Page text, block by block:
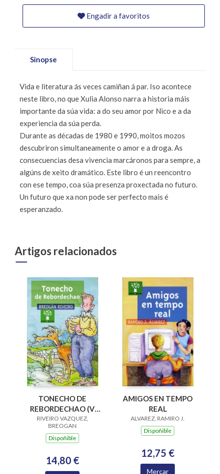
Engadir a favoritos
Sinopse
Vida e literatura ás veces camiñan á par. Iso acontece
neste libro, no que Xulia Alonso narra a historia máis
importante da súa vida: a do seu amor por Nico e a da
experiencia da súa perda.
Durante as décadas de 1980 e 1990, moitos mozos
descubriron simultaneamente o amor e a droga. As
consecuencias desa vivencia marcáronos para sempre, a
algúns de xeito dramático. Este libro é un reencontro
con ese tempo, coa súa presenza proxectada no futuro.
Un futuro que xa non pode ser perfecto mais é
esperanzado.
Artigos relacionados
TONECHO DE
REBORDECHAO (V
PREMIO RAIÑA LUPA
2004)
RIVEIRO VAZQUEZ,
BREOGAN
Dispoñible
14,80 €
AMIGOS EN TEMPO
REAL
ALVAREZ, RAMIRO J.
Dispoñible
12,75 €
Mercar